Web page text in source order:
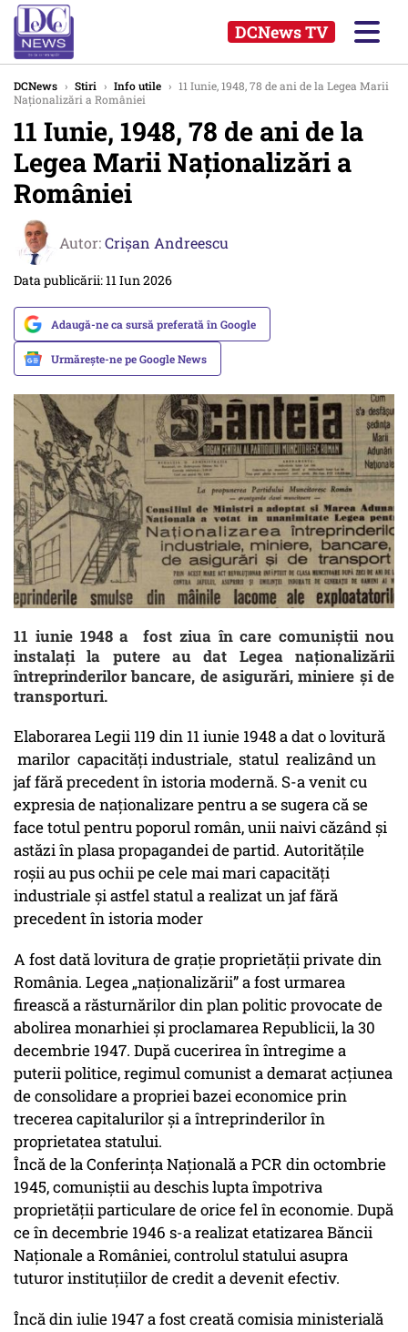
DCNews TV
DCNews › Stiri › Info utile › 11 Iunie, 1948, 78 de ani de la Legea Marii
Naționalizări a României
11 Iunie, 1948, 78 de ani de la
Legea Marii Naționalizări a
României
Autor:Crişan Andreescu
Data publicării: 11 Iun 2026
Adaugă-ne ca sursă preferată în Google
Urmărește-ne pe Google News
11 iunie 1948 a fost ziua în care comuniștii nou
instalați la putere au dat Legea naționalizării
întreprinderilor bancare, de asigurări, miniere și de
transporturi.
Elaborarea Legii 119 din 11 iunie 1948 a dat o lovitură
marilor capacități industriale, statul realizând un
jaf fără precedent în istoria modernă. S-a venit cu
expresia de naționalizare pentru a se sugera că se
face totul pentru poporul român, unii naivi căzând și
astăzi în plasa propagandei de partid. Autoritățile
roșii au pus ochii pe cele mai mari capacități
industriale și astfel statul a realizat un jaf fără
precedent în istoria moder
A fost dată lovitura de graţie proprietăţii private din
România. Legea „naţionalizării” a fost urmarea
firească a răsturnărilor din plan politic provocate de
abolirea monarhiei şi proclamarea Republicii, la 30
decembrie 1947. După cucerirea în întregime a
puterii politice, regimul comunist a demarat acţiunea
de consolidare a propriei bazei economice prin
trecerea capitalurilor şi a întreprinderilor în
proprietatea statului.
Încă de la Conferinţa Naţională a PCR din octombrie
1945, comuniştii au deschis lupta împotriva
proprietăţii particulare de orice fel în economie. După
ce în decembrie 1946 s-a realizat etatizarea Băncii
Naţionale a României, controlul statului asupra
tuturor instituţiilor de credit a devenit efectiv.
Încă din iulie 1947 a fost creată comisia ministerială